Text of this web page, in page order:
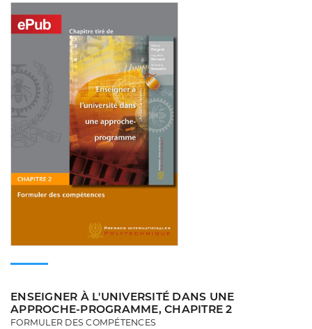
ENSEIGNER À L'UNIVERSITÉ DANS UNE
APPROCHE-PROGRAMME, CHAPITRE 2
FORMULER DES COMPÉTENCES